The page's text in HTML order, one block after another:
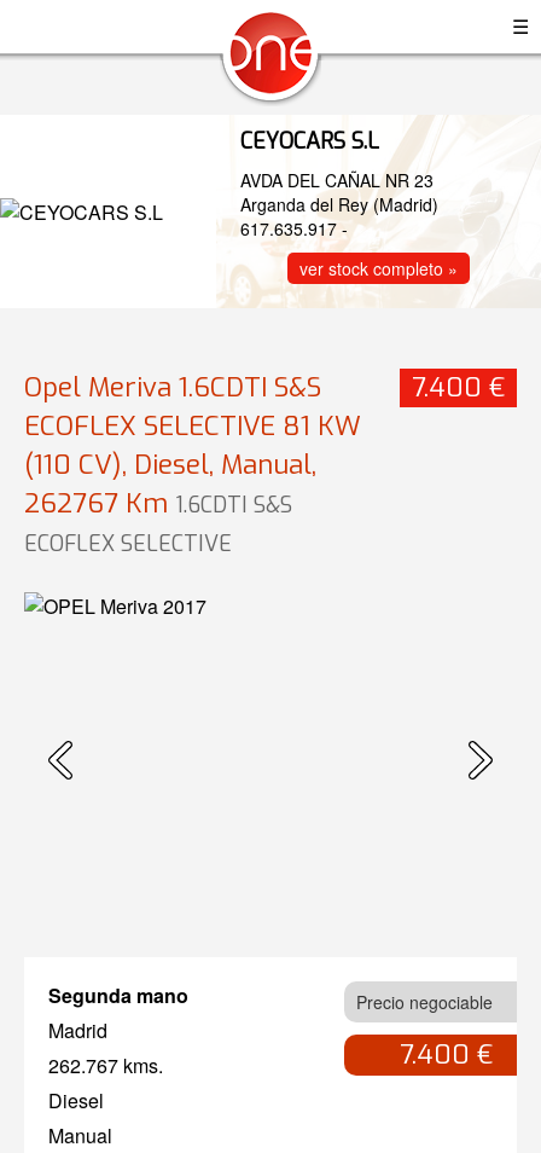
☰
CEYOCARS S.L
AVDA DEL CAÑAL NR 23
Arganda del Rey (Madrid)
617.635.917 -
ver stock completo »
Opel Meriva 1.6CDTI S&S
ECOFLEX SELECTIVE 81 KW
(110 CV), Diesel, Manual,
262767 Km 1.6CDTI S&S
ECOFLEX SELECTIVE
7.400 €
Segunda mano
Madrid
262.767 kms.
Diesel
Manual
Precio negociable
7.400 €